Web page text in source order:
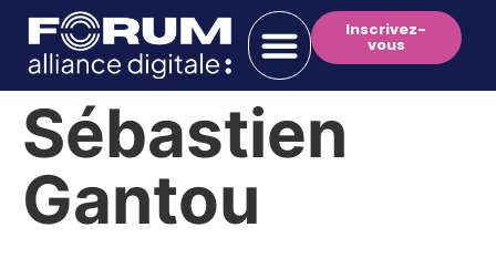
Inscrivez-
vous
Sébastien
Gantou